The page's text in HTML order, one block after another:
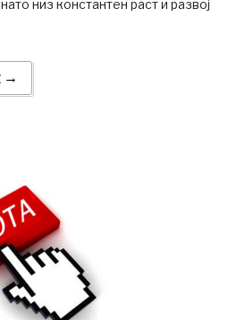
низ константен раст и развој
→